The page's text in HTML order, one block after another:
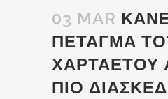
03 MAR
ΠΕΤΑΓΜΑ
ΧΑΡΤΑΕΤΟΥ
ΠΙΟ